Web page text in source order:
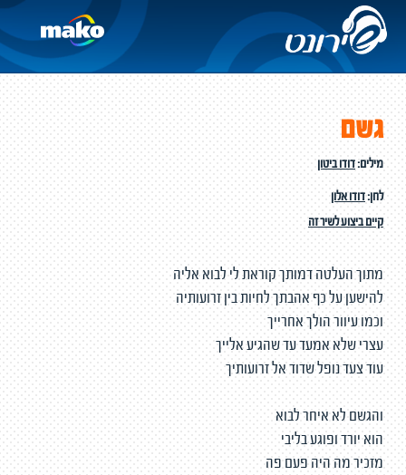
גשם
מילים:דודו ביטון
לחן:דודו אלון
קיים ביצוע לשיר זה
מתוך העלטה דמותך קוראת לי לבוא אליה
להישען על כף אהבתך לחיות בין זרועותיה
וכמו עיוור הולך אחרייך
עצרי שלא אמעד עד שהגיע אלייך
עוד צעד נופל שדוד אל זרועותיך
והגשם לא איחר לבוא
הוא יורד ופוגע בליבי
מזכיר מה היה פעם פה